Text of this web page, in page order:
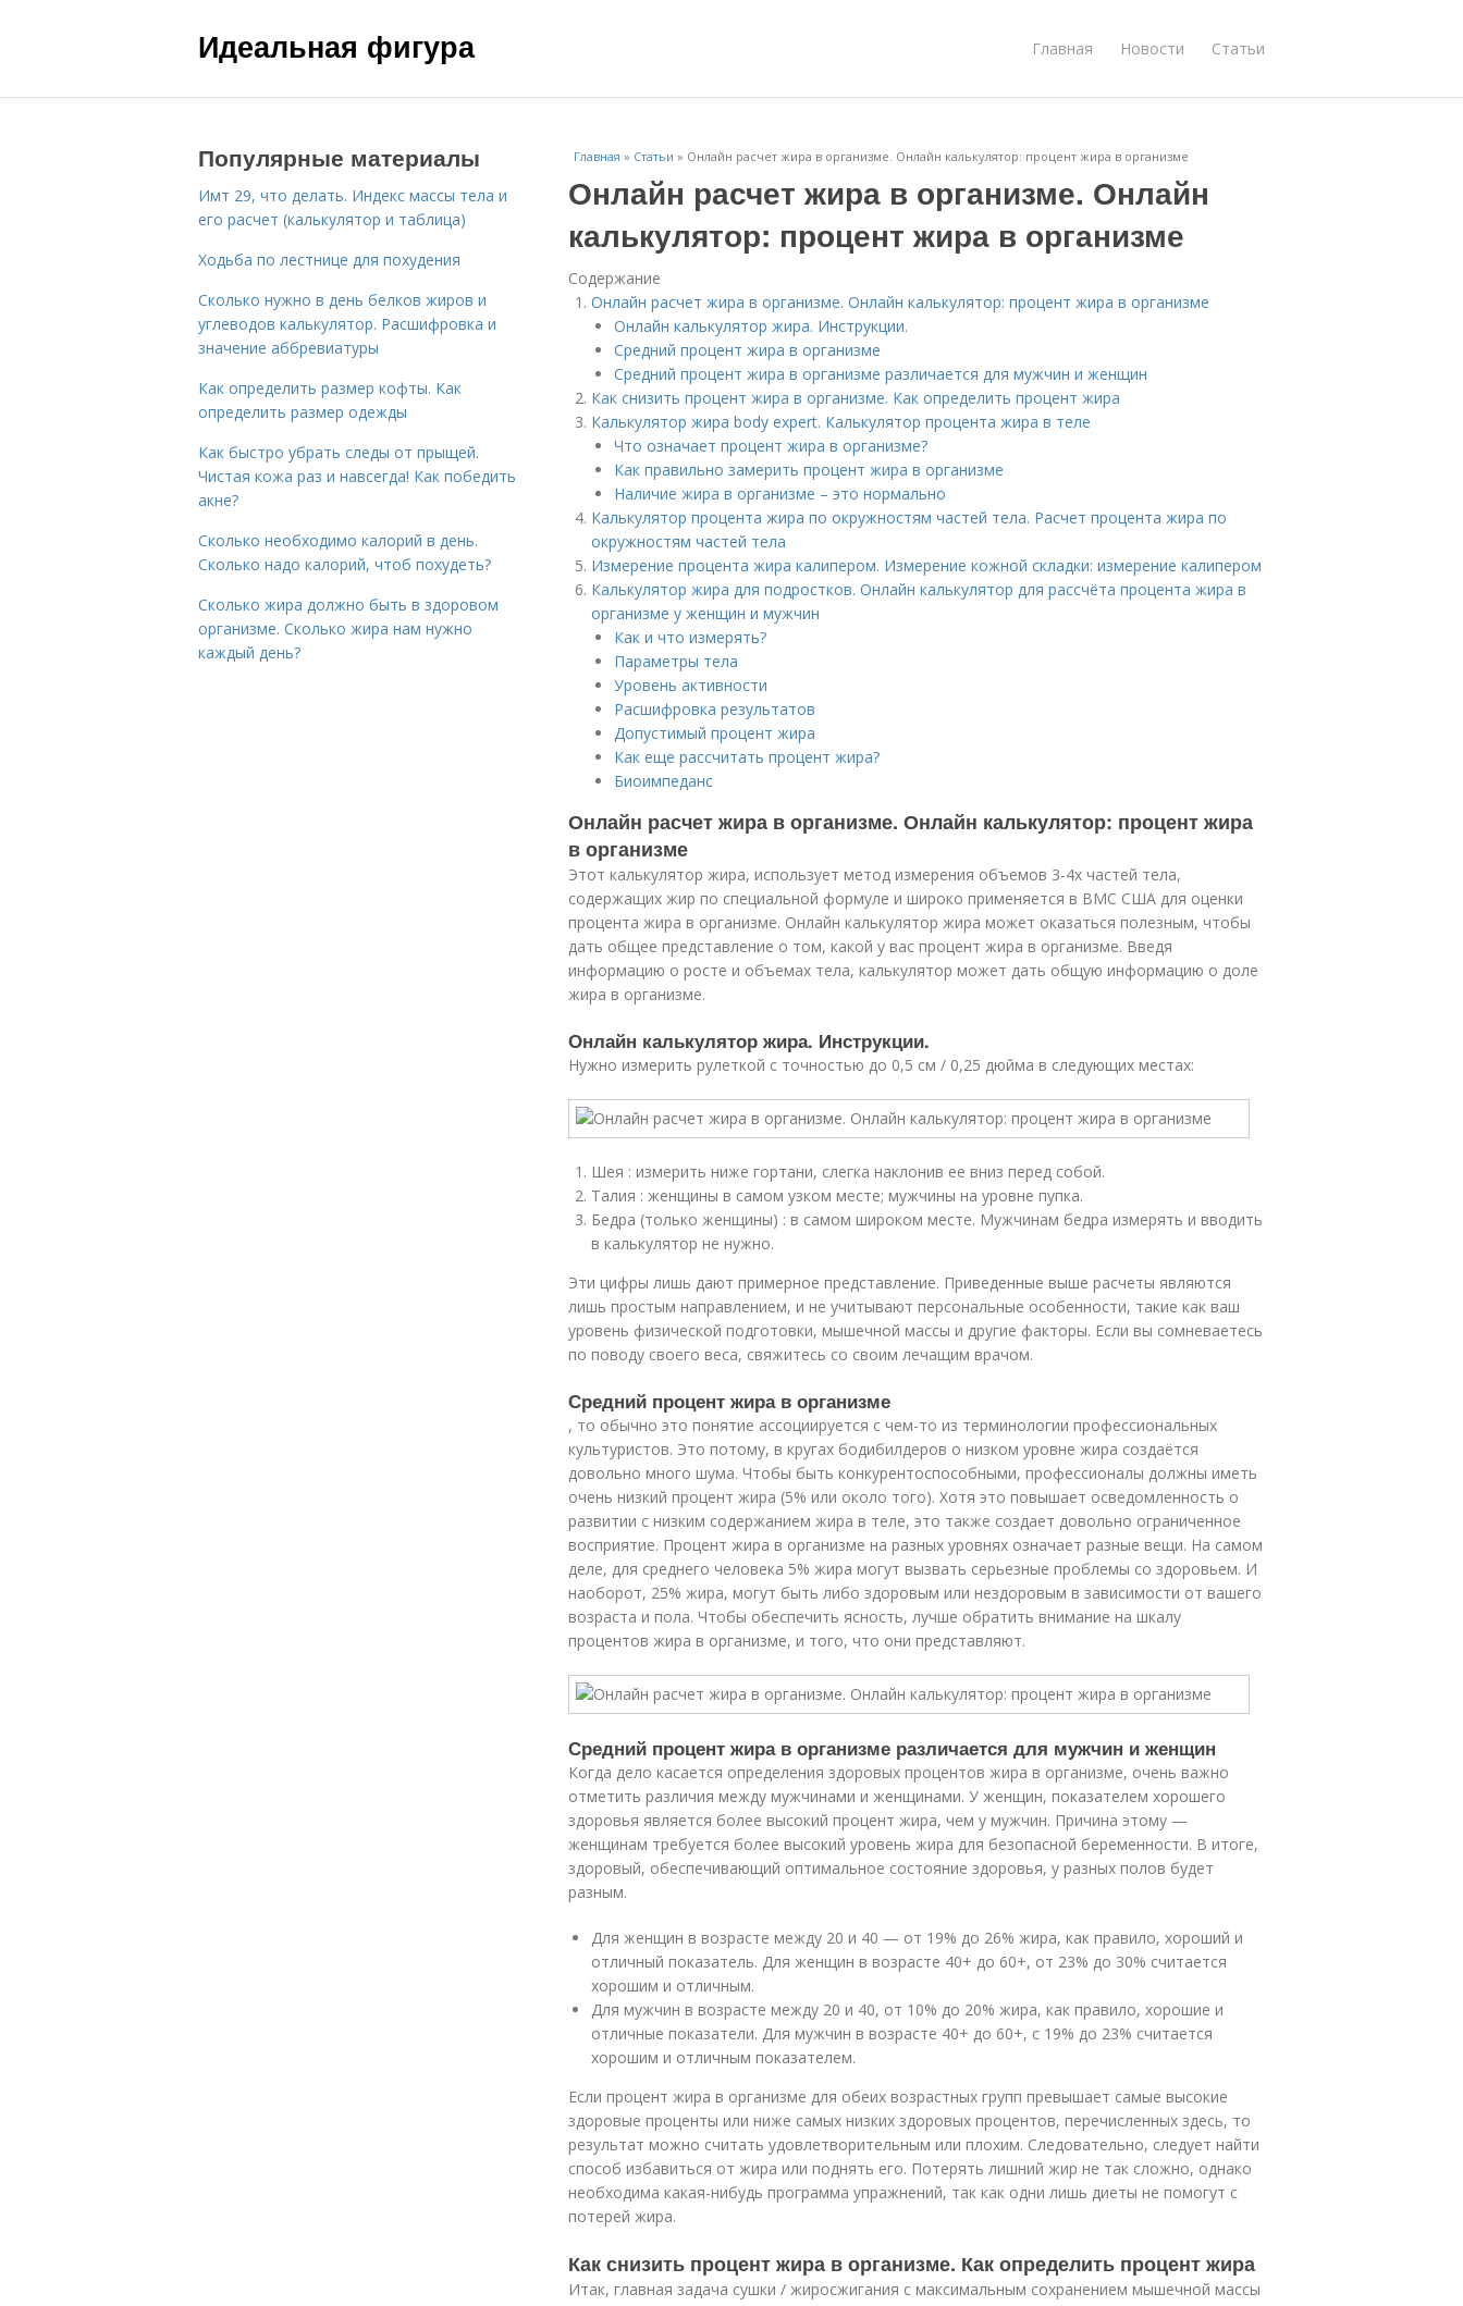
Идеальная фигура Главная Новости Статьи
Главная » Статьи » Онлайн расчет жира в организме. Онлайн калькулятор: процент жира в организме
Онлайн расчет жира в организме. Онлайн
калькулятор: процент жира в организме
Содержание
Онлайн расчет жира в организме. Онлайн калькулятор: процент жира в организме
Онлайн калькулятор жира. Инструкции.
Средний процент жира в организме
Средний процент жира в организме различается для мужчин и женщин
Как снизить процент жира в организме. Как определить процент жира
Калькулятор жира body expert. Калькулятор процента жира в теле
Что означает процент жира в организме?
Как правильно замерить процент жира в организме
Наличие жира в организме – это нормально
Калькулятор процента жира по окружностям частей тела. Расчет процента жира по
окружностям частей тела
Измерение процента жира калипером. Измерение кожной складки: измерение калипером
Калькулятор жира для подростков. Онлайн калькулятор для рассчёта процента жира в
организме у женщин и мужчин
Как и что измерять?
Параметры тела
Уровень активности
Расшифровка результатов
Допустимый процент жира
Как еще рассчитать процент жира?
Биоимпеданс
Онлайн расчет жира в организме. Онлайн калькулятор: процент жира
в организме
Этот калькулятор жира, использует метод измерения объемов 3-4х частей тела,
содержащих жир по специальной формуле и широко применяется в ВМС США для оценки
процента жира в организме. Онлайн калькулятор жира может оказаться полезным, чтобы
дать общее представление о том, какой у вас процент жира в организме. Введя
информацию о росте и объемах тела, калькулятор может дать общую информацию о доле
жира в организме.
Онлайн калькулятор жира. Инструкции.
Нужно измерить рулеткой с точностью до 0,5 см / 0,25 дюйма в следующих местах:
Шея : измерить ниже гортани, слегка наклонив ее вниз перед собой.
Талия : женщины в самом узком месте; мужчины на уровне пупка.
Бедра (только женщины) : в самом широком месте. Мужчинам бедра измерять и вводить
в калькулятор не нужно.
Эти цифры лишь дают примерное представление. Приведенные выше расчеты являются
лишь простым направлением, и не учитывают персональные особенности, такие как ваш
уровень физической подготовки, мышечной массы и другие факторы. Если вы сомневаетесь
по поводу своего веса, свяжитесь со своим лечащим врачом.
Средний процент жира в организме
, то обычно это понятие ассоциируется с чем-то из терминологии профессиональных
культуристов. Это потому, в кругах бодибилдеров о низком уровне жира создаётся
довольно много шума. Чтобы быть конкурентоспособными, профессионалы должны иметь
очень низкий процент жира (5% или около того). Хотя это повышает осведомленность о
развитии с низким содержанием жира в теле, это также создает довольно ограниченное
восприятие. Процент жира в организме на разных уровнях означает разные вещи. На самом
деле, для среднего человека 5% жира могут вызвать серьезные проблемы со здоровьем. И
наоборот, 25% жира, могут быть либо здоровым или нездоровым в зависимости от вашего
возраста и пола. Чтобы обеспечить ясность, лучше обратить внимание на шкалу
процентов жира в организме, и того, что они представляют.
Средний процент жира в организме различается для мужчин и женщин
Когда дело касается определения здоровых процентов жира в организме, очень важно
отметить различия между мужчинами и женщинами. У женщин, показателем хорошего
здоровья является более высокий процент жира, чем у мужчин. Причина этому —
женщинам требуется более высокий уровень жира для безопасной беременности. В итоге,
здоровый, обеспечивающий оптимальное состояние здоровья, у разных полов будет
разным.
Для женщин в возрасте между 20 и 40 — от 19% до 26% жира, как правило, хороший и
отличный показатель. Для женщин в возрасте 40+ до 60+, от 23% до 30% считается
хорошим и отличным.
Для мужчин в возрасте между 20 и 40, от 10% до 20% жира, как правило, хорошие и
отличные показатели. Для мужчин в возрасте 40+ до 60+, с 19% до 23% считается
хорошим и отличным показателем.
Если процент жира в организме для обеих возрастных групп превышает самые высокие
здоровые проценты или ниже самых низких здоровых процентов, перечисленных здесь, то
результат можно считать удовлетворительным или плохим. Следовательно, следует найти
способ избавиться от жира или поднять его. Потерять лишний жир не так сложно, однако
необходима какая-нибудь программа упражнений, так как одни лишь диеты не помогут с
потерей жира.
Как снизить процент жира в организме. Как определить процент жира
Итак, главная задача сушки / жиросжигания с максимальным сохранением мышечной массы
Популярные материалы
Имт 29, что делать. Индекс массы тела и
его расчет (калькулятор и таблица)
Ходьба по лестнице для похудения
Сколько нужно в день белков жиров и
углеводов калькулятор. Расшифровка и
значение аббревиатуры
Как определить размер кофты. Как
определить размер одежды
Как быстро убрать следы от прыщей.
Чистая кожа раз и навсегда! Как победить
акне?
Сколько необходимо калорий в день.
Сколько надо калорий, чтоб похудеть?
Сколько жира должно быть в здоровом
организме. Сколько жира нам нужно
каждый день?